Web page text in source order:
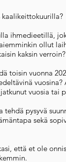
ihmedieetillä,
ollut
kaksin verroin?
toisin vuonna
vuosia tai
tehdä pysyvä
sekä
että et ole